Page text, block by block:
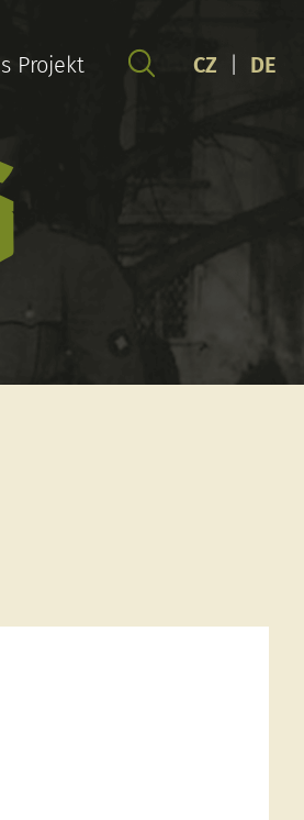
Projekt CZ DE